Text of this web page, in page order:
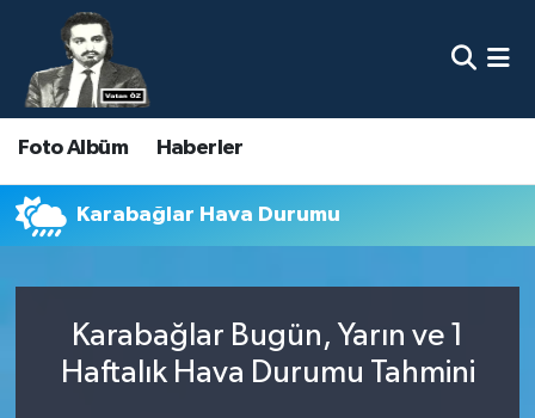
Foto Albüm Haberler
Karabağlar Hava Durumu
Karabağlar Bugün, Yarın ve 1
Haftalık Hava Durumu Tahmini
Nöbetçi Eczaneler
Hava Durumu
Namaz Vakitleri
Süper Lig Puan Durumu ve Fikstür